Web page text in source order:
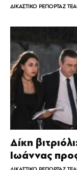
ΔΙΚΑΣΤΙΚΟ ΡΕΠΟΡΤΑΖ
Δίκη
Ιωάννας